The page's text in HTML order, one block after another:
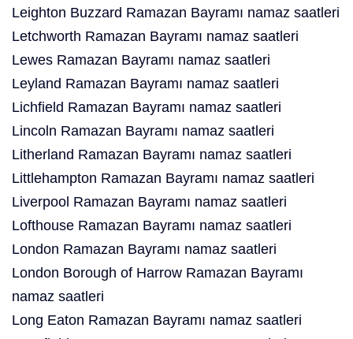
Leighton Buzzard Ramazan Bayramı namaz saatleri
Letchworth Ramazan Bayramı namaz saatleri
Lewes Ramazan Bayramı namaz saatleri
Leyland Ramazan Bayramı namaz saatleri
Lichfield Ramazan Bayramı namaz saatleri
Lincoln Ramazan Bayramı namaz saatleri
Litherland Ramazan Bayramı namaz saatleri
Littlehampton Ramazan Bayramı namaz saatleri
Liverpool Ramazan Bayramı namaz saatleri
Lofthouse Ramazan Bayramı namaz saatleri
London Ramazan Bayramı namaz saatleri
London Borough of Harrow Ramazan Bayramı
namaz saatleri
Long Eaton Ramazan Bayramı namaz saatleri